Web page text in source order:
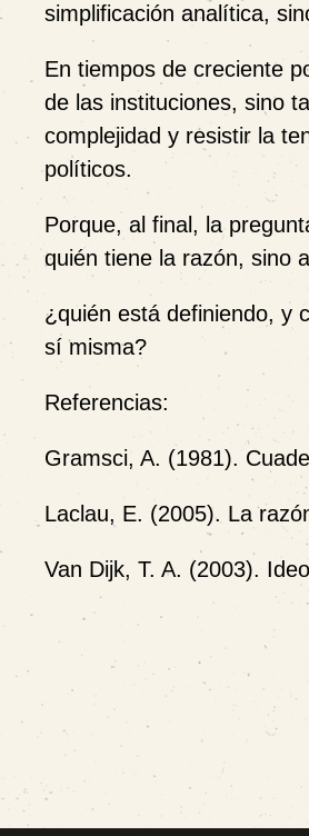
simplificación analítica,
En tiempos de creciente
de las instituciones, sino
complejidad y resistir la
políticos.
Porque, al final, la
quién tiene la razón, sino
¿quién está definiendo, y
sí misma?
Referencias:
Gramsci, A. (1981).
Laclau, E. (2005). La
Van Dijk, T. A. (2003).